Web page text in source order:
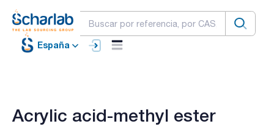
España
Acrylic acid-methyl ester